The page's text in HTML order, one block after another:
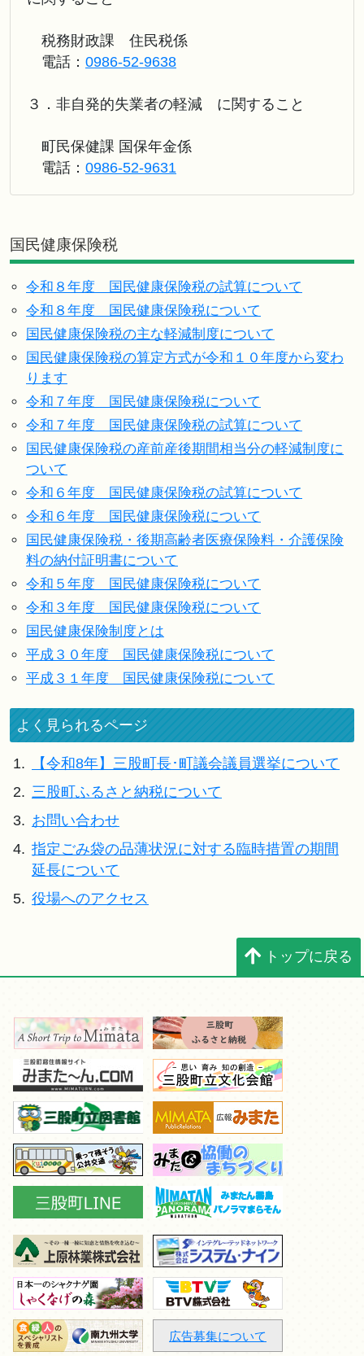
税務財政課 住民税係
電話： 0986-52-9638
３．非自発的失業者の軽減 に関すること
町民保健課 国保年金係
電話： 0986-52-9631
国民健康保険税
令和８年度 国民健康保険税の試算について
令和８年度 国民健康保険税について
国民健康保険税の主な軽減制度について
国民健康保険税の算定方式が令和１０年度から変わ
ります
令和７年度 国民健康保険税について
令和７年度 国民健康保険税の試算について
国民健康保険税の産前産後期間相当分の軽減制度に
ついて
令和６年度 国民健康保険税の試算について
令和６年度 国民健康保険税について
国民健康保険税・後期高齢者医療保険料・介護保険
料の納付証明書について
令和５年度 国民健康保険税について
令和３年度 国民健康保険税について
国民健康保険制度とは
平成３０年度 国民健康保険税について
平成３１年度 国民健康保険税について
よく見られるページ
1.
【令和8年】三股町長･町議会議員選挙について
2. 三股町ふるさと納税について
3. お問い合わせ
4. 指定ごみ袋の品薄状況に対する臨時措置の期間
延長について
5. 役場へのアクセス
トップに戻る
広告募集について